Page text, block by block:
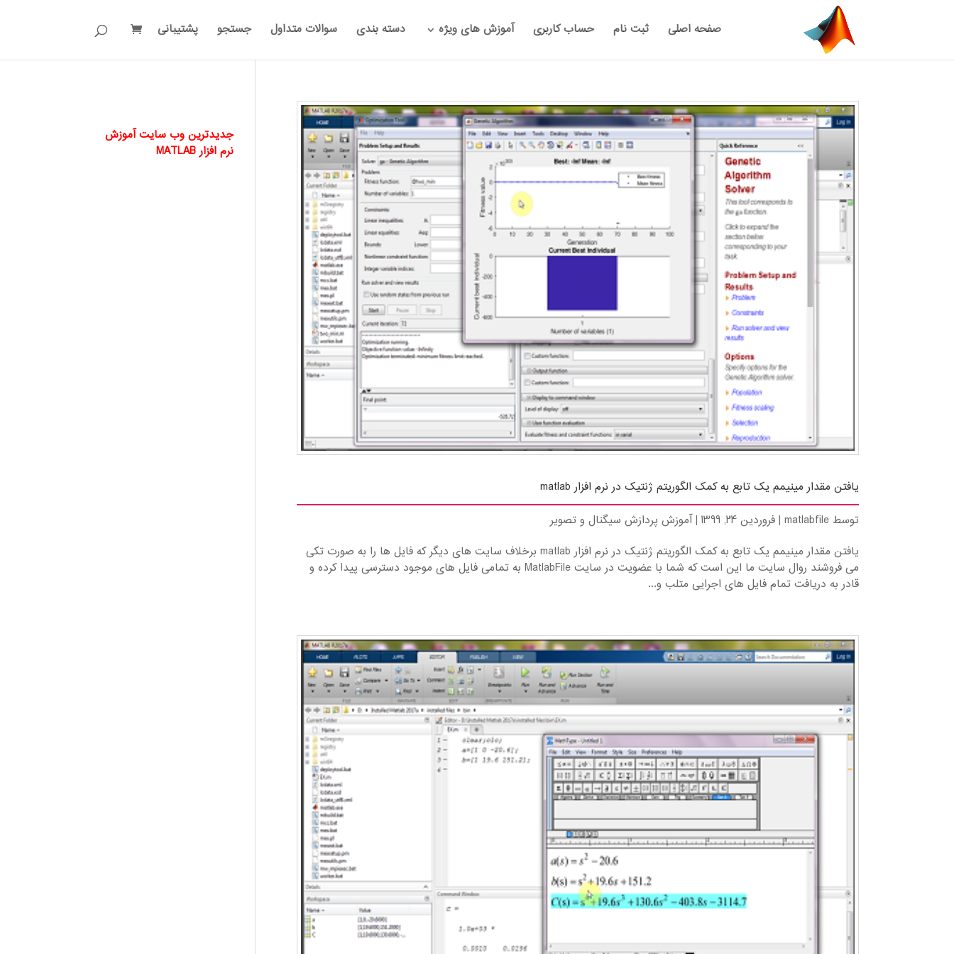
صفحه اصلی ثبت نام حساب کاربری آموزش های ویژه دسته بندی سوالات متداول جستجو پشتیبانی
یافتن مقدار مینیمم یک تابع به کمک الگوریتم ژنتیک در نرم افزار matlab
توسطmatlabfile
|فروردین 24, 1399 |آموزش پردازش سیگنال و تصویر
یافتن مقدار مینیمم یک تابع به کمک الگوریتم ژنتیک در نرم افزار matlab برخلاف سایت های دیگر که فایل ها را به صورت تکی
می فروشند روال سایت ما این است که شما با عضویت در سایت MatlabFile به تمامی فایل های موجود دسترسی پیدا کرده و
قادر به دریافت تمام فایل های اجرایی متلب و...
جدیدترین وب سایت آموزش
نرم افزار MATLAB